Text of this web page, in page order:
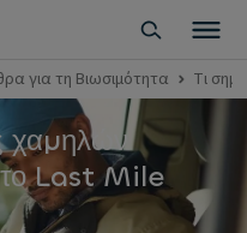
για τη Βιωσιμότητα Τι
χαμηλών
Last Mile